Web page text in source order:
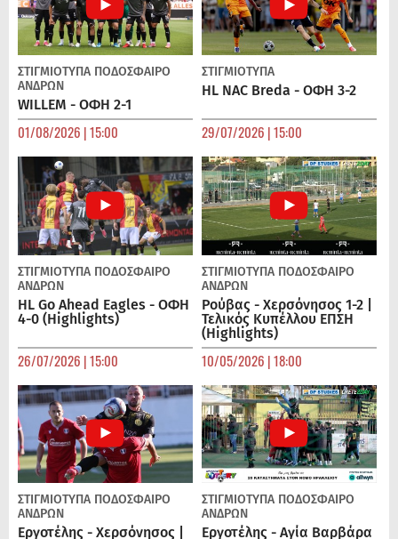
ΣΤΙΓΜΙΟΤΥΠΑ ΠΟΔΌΣΦΑΙΡΟ
ΑΝΔΡΏΝ
WILLEM - ΟΦΗ 2-1
01/08/2026 | 15:00
ΣΤΙΓΜΙΟΤΥΠΑ
HL NAC Breda - ΟΦΗ 3-2
29/07/2026 | 15:00
ΣΤΙΓΜΙΟΤΥΠΑ ΠΟΔΌΣΦΑΙΡΟ
ΑΝΔΡΏΝ
HL Go Ahead Eagles - ΟΦΗ
4-0 (Highlights)
26/07/2026 | 15:00
ΣΤΙΓΜΙΟΤΥΠΑ ΠΟΔΌΣΦΑΙΡΟ
ΑΝΔΡΏΝ
Ρούβας - Χερσόνησος 1-2 |
Τελικός Κυπέλλου ΕΠΣΗ
(Highlights)
10/05/2026 | 18:00
ΣΤΙΓΜΙΟΤΥΠΑ ΠΟΔΌΣΦΑΙΡΟ
ΑΝΔΡΏΝ
Εργοτέλης - Χερσόνησος |
ΣΤΙΓΜΙΟΤΥΠΑ ΠΟΔΌΣΦΑΙΡΟ
ΑΝΔΡΏΝ
Εργοτέλης - Αγία Βαρβάρα